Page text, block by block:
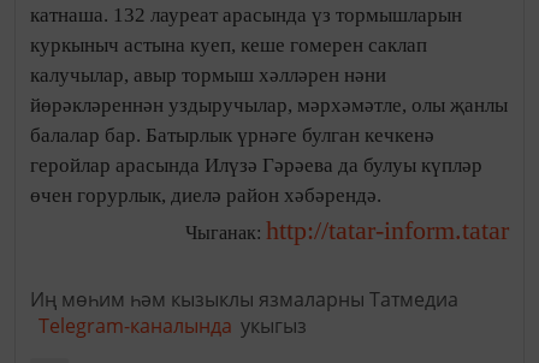
катнаша. 132 лауреат арасында үз тормышларын
куркыныч астына куеп, кеше гомерен саклап
калучылар, авыр тормыш хәлләрен нәни
йөрәкләреннән уздыручылар, мәрхәмәтле, олы җанлы
балалар бар. Батырлык үрнәге булган кечкенә
геройлар арасында Илүзә Гәрәева да булуы күпләр
өчен горурлык, диелә район хәбәрендә.
Чыганак: http://tatar-inform.tatar
Иң мөһим һәм кызыклы язмаларны Татмедиа
Telegram-каналында укыгыз